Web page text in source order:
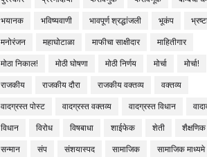
भयानक
भविष्यवाणी भावपूर्ण श्रद्धांजली भूकंप
मनोरंजन
महाघोटाळा माफीचा साक्षीदार
माहितीगार
मोठा निकाल!
मोठी घोषणा मोठी निर्णय मोर्चा
मोर्चा!
राजकीय
राजकीय दौरा राजकीय वक्तव्य
वक्तव्य
वादग्रस्त पोस्ट
वादग्रस्त वक्तव्य वादग्रस्त विधान
विधान
विरोध विषबाधा शाईफेक शेती
शैक्षणिक
सन्मान
संप संशयास्पद सामाजिक
सामाजिक माध्यमे